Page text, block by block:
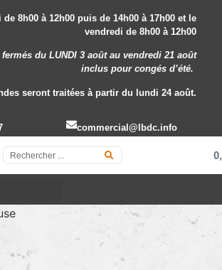
8h00 à 12h00 puis de 14h00 à 17h00 et le
vendredi de 8h00 à 12h00
du LUNDI 3 août au vendredi 21 août
incluspour congés d’été.
seront traitées à partir du lundi 24 août.
commercial@lbdc.info